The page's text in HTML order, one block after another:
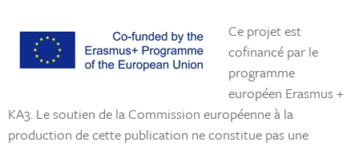
Ce projet est
cofinancé par le
programme
européen Erasmus +
KA3. Le soutien de la Commission européenne à la
production de cette publication ne constitue pas une